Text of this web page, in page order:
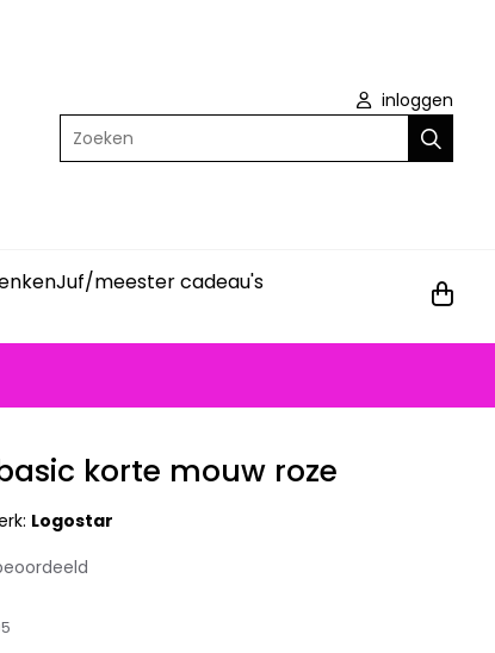
inloggen
Zoeken
Juf/meester cadeau's
korte mouw roze
Logostar